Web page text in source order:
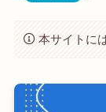
本サイトに